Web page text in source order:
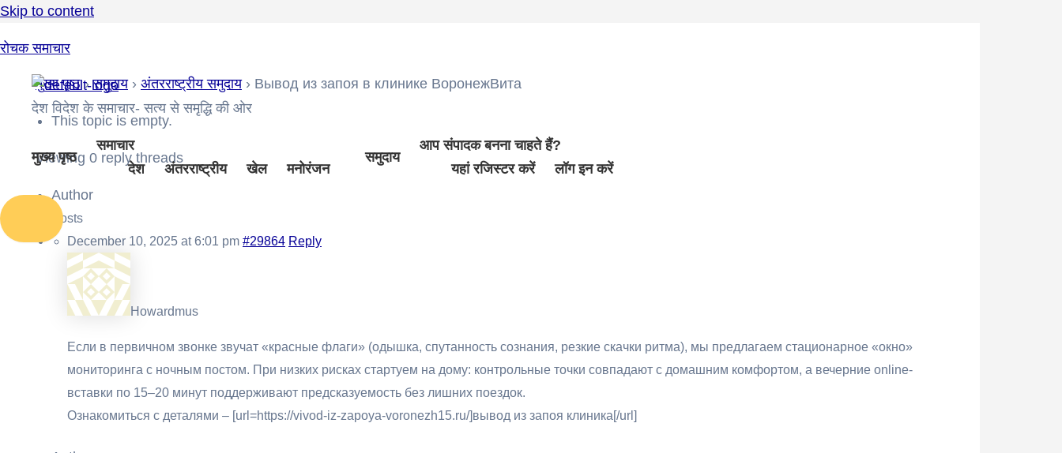
Skip to content
रोचक समाचार
देश विदेश के समाचार- सत्य से समृद्धि की ओर
मुख्य पृष्ठ
समाचार
देश
अंतरराष्ट्रीय खेल मनोरंजन
समुदाय
आप संपादक बनना चाहते हैं?
यहां रजिस्टर करें
लॉग इन करें
मुख्य पृष्ठ › समुदाय › अंतरराष्ट्रीय समुदाय › Вывод из запоя в клинике ВоронежВита
This topic is empty.
Viewing 0 reply threads
Author
Posts
December 10, 2025 at 6:01 pm #29864 Reply
Howardmus
Если в первичном звонке звучат «красные флаги» (одышка, спутанность сознания, резкие скачки ритма), мы предлагаем стационарное «окно»
мониторинга с ночным постом. При низких рисках стартуем на дому: контрольные точки совпадают с домашним комфортом, а вечерние online-
вставки по 15–20 минут поддерживают предсказуемость без лишних поездок.
Ознакомиться с деталями – [url=https://vivod-iz-zapoya-voronezh15.ru/]вывод из запоя клиника[/url]